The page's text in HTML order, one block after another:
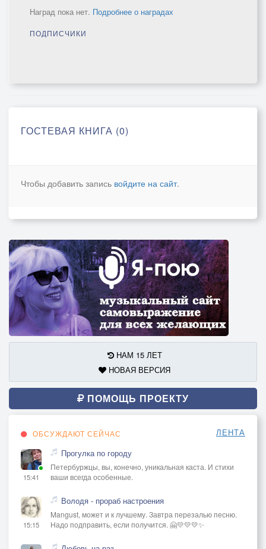
Наград пока нет. Подробнее о наградах
ПОДПИСЧИКИ
ГОСТЕВАЯ КНИГА (0)
Чтобы добавить запись войдите на сайт.
НАМ 15 ЛЕТ
НОВАЯ ВЕРСИЯ
ПОМОЩЬ ПРОЕКТУ
ОБСУЖДАЮТ СЕЙЧАС ЛЕНТА
15:41
Прогулка по городу
Петербуржцы, вы, конечно, уникальная каста. И стихи
ваши всегда особенные.
15:15
Володя - прораб настроения
Mangust, может и к лучшему. Завтра перезалью песню.
Надо подправить, если получится. 🤗💛💛💛✨